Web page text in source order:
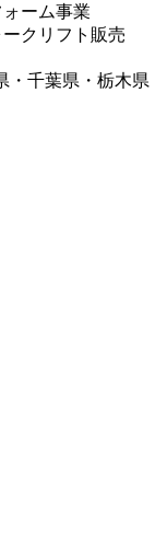
ーム事業
クリフト販売
・千葉県・栃木県